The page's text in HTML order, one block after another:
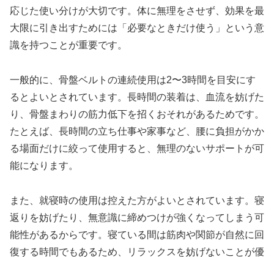
応じた使い分けが大切です。体に無理をさせず、効果を最
大限に引き出すためには「必要なときだけ使う」という意
識を持つことが重要です。
一般的に、骨盤ベルトの連続使用は2〜3時間を目安にす
るとよいとされています。長時間の装着は、血流を妨げた
り、骨盤まわりの筋力低下を招くおそれがあるためです。
たとえば、長時間の立ち仕事や家事など、腰に負担がかか
る場面だけに絞って使用すると、無理のないサポートが可
能になります。
また、就寝時の使用は控えた方がよいとされています。寝
返りを妨げたり、無意識に締めつけが強くなってしまう可
能性があるからです。寝ている間は筋肉や関節が自然に回
復する時間でもあるため、リラックスを妨げないことが優